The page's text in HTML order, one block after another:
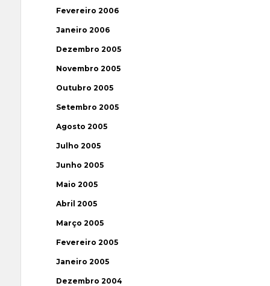
Fevereiro 2006
Janeiro 2006
Dezembro 2005
Novembro 2005
Outubro 2005
Setembro 2005
Agosto 2005
Julho 2005
Junho 2005
Maio 2005
Abril 2005
Março 2005
Fevereiro 2005
Janeiro 2005
Dezembro 2004